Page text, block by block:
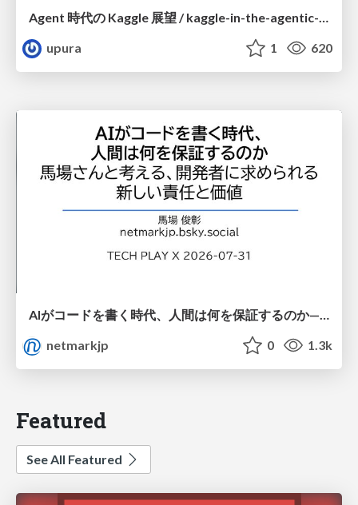
upura
1 620
AIがコードを書く時代、人間は何を保証するのか———馬場さんと考える、開発者に求められる新しい責任と価値 - TECH PLAY
netmarkjp
0 1.3k
Featured
See All Featured